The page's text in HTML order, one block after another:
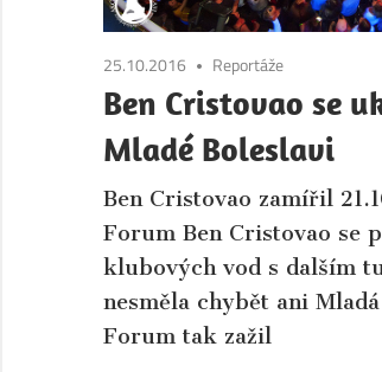
a
kultury
města
Mladá
Boleslav
a
okolí.
25.10.2016 Reportáže
Ben Cristovao se
Mladé Boleslavi
Ben Cristovao zamířil
Forum Ben Cristovao se
klubových vod s dalším
nesměla chybět ani
Forum tak zažil